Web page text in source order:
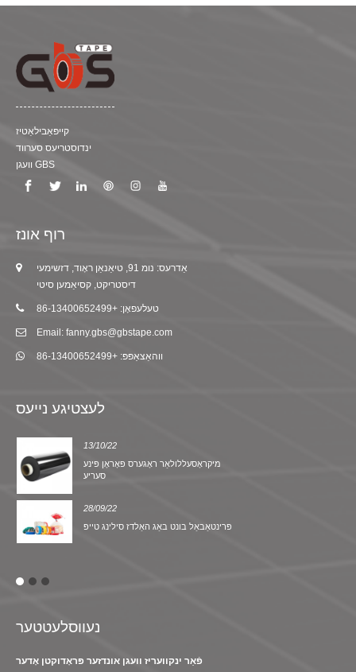
און האַלטן די אַפּפּליאַנסע.חוץ דעם, עס קענען זיין לייכט פּילד
קייפּאַבילאַטיז
ינדוסטריעס סערווד
וועגן GBS
רוף אונז
אַדרעס: נומ 91, טיאַנאַן ראָוד, דזשימעי
דיסטריקט, קסיאַמען סיטי
טעלעפאָן: +86-13400652499
Email: fanny.gbs@gbstape.com
ווהאַצאַפּפּ: +86-13400652499
לעצטיגע נייעס
13/10/22
מיקראָסעללולאַר ראָגערס פּאָראָן פּינע
סעריע
28/09/22
פּרינטאַבאַל בונט באַג האַלדז סילינג טייפּ
נעווסלעטטער
פֿאַר ינקוועריז וועגן אונדזער פּראָדוקטן אָדער